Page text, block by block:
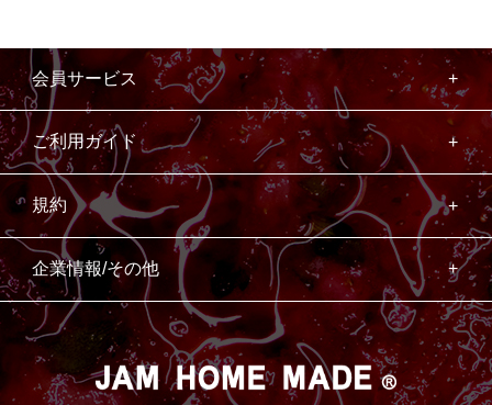
会員サービス
ご利用ガイド
規約
企業情報/その他